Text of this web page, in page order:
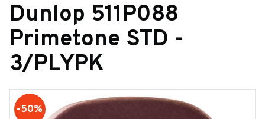
Dunlop 511P088
Primetone STD -
3/PLYPK
50%